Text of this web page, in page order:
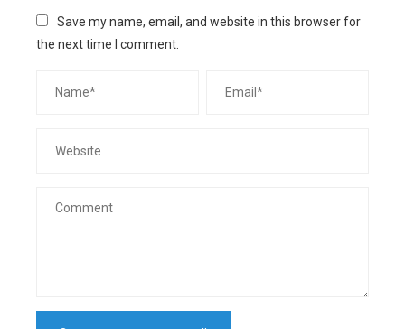
Save my name, email, and website in this browser for
the next time I comment.